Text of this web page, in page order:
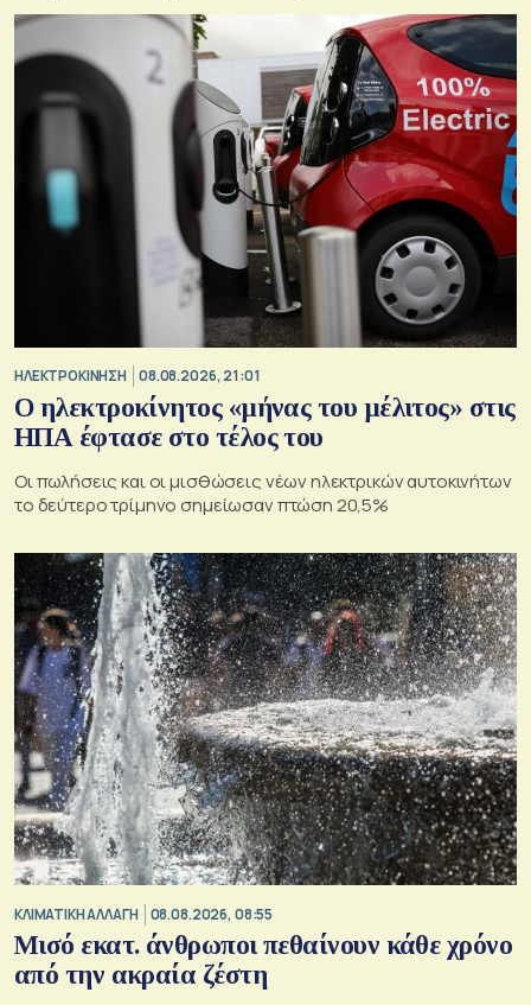
ΗΛΕΚΤΡΟΚΙΝΗΣΗ 08.08.2026, 21:01
Ο ηλεκτροκίνητος «μήνας του μέλιτος» στις
ΗΠΑ έφτασε στο τέλος του
Οι πωλήσεις και οι μισθώσεις νέων ηλεκτρικών αυτοκινήτων
το δεύτερο τρίμηνο σημείωσαν πτώση 20,5%
ΚΛΙΜΑΤΙΚΗ ΑΛΛΑΓΗ 08.08.2026, 08:55
Μισό εκατ. άνθρωποι πεθαίνουν κάθε χρόνο
από την ακραία ζέστη